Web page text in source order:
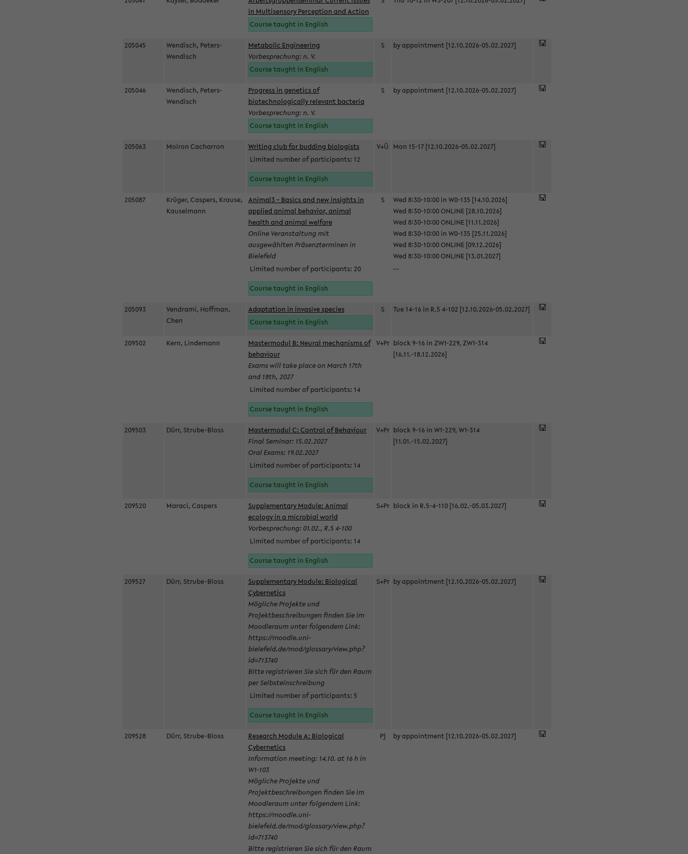
in Multisensory Perception and Action
Course taught in English
205045
Wendisch, Peters-
Wendisch
Metabolic Engineering
Vorbesprechung: n. V.
Course taught in English
S by appointment [12.10.2026-05.02.2027]
205046
Wendisch, Peters-
Wendisch
Progress in genetics of
biotechnologically relevant bacteria
Vorbesprechung: n. V.
Course taught in English
S by appointment [12.10.2026-05.02.2027]
205063 Moiron Cacharron
Writing club for budding biologists
Limited number of participants: 12
Course taught in English
V+Ü Mon 15-17 [12.10.2026-05.02.2027]
205087
Krüger, Caspers, Krause,
Kauselmann
Animal3 – Basics and new insights in
applied animal behavior, animal
health and animal welfare
Online Veranstaltung mit
ausgewählten Präsenzterminen in
Bielefeld
Limited number of participants: 20
Course taught in English
S
Wed 8:30-10:00 in W0-135 [14.10.2026]
Wed 8:30-10:00 ONLINE [28.10.2026]
Wed 8:30-10:00 ONLINE [11.11.2026]
Wed 8:30-10:00 in W0-135 [25.11.2026]
Wed 8:30-10:00 ONLINE [09.12.2026]
Wed 8:30-10:00 ONLINE [13.01.2027]
...
205093
Vendrami, Hoffman,
Chen
Adaptation in invasive species
Course taught in English
S Tue 14-16 in R.5 4-102 [12.10.2026-05.02.2027]
209502 Kern, Lindemann
Mastermodul B: Neural mechanisms of
behaviour
Exams will take place on March 17th
and 18th, 2027
Limited number of participants: 14
Course taught in English
V+Pr block 9-16 in ZW1-229, ZW1-314
[16.11.-18.12.2026]
209503 Dürr, Strube-Bloss
Mastermodul C: Control of Behaviour
Final Seminar: 15.02.2027
Oral Exams: 19.02.2027
Limited number of participants: 14
Course taught in English
V+Pr block 9-16 in W1-229, W1-314
[11.01.-15.02.2027]
209520 Maraci, Caspers
Supplementary Module: Animal
ecology in a microbial world
Vorbesprechung: 01.02., R.5 4-100
Limited number of participants: 14
Course taught in English
S+Pr block in R.5-4-110 [16.02.-05.03.2027]
209527 Dürr, Strube-Bloss
Supplementary Module: Biological
Cybernetics
Mögliche Projekte und
Projektbeschreibungen finden Sie im
Moodleraum unter folgendem Link:
https://moodle.uni-
bielefeld.de/mod/glossary/view.php?
id=713740
Bitte registrieren Sie sich für den Raum
per Selbsteinschreibung
Limited number of participants: 5
Course taught in English
S+Pr by appointment [12.10.2026-05.02.2027]
209528 Dürr, Strube-Bloss
Research Module A: Biological
Cybernetics
Information meeting: 14.10. at 16 h in
W1-103
Mögliche Projekte und
Projektbeschreibungen finden Sie im
Moodleraum unter folgendem Link:
https://moodle.uni-
bielefeld.de/mod/glossary/view.php?
id=713740
Bitte registrieren Sie sich für den Raum
Pj by appointment [12.10.2026-05.02.2027]